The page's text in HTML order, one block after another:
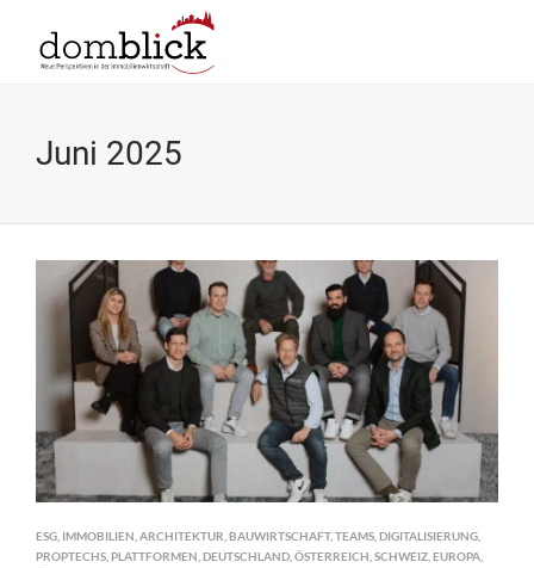
Juni 2025
ESG IMMOBILIEN ARCHITEKTUR BAUWIRTSCHAFT, TEAMS DIGITALISIERUNG
PROPTECHS PLATTFORMEN DEUTSCHLAND ÖSTERREICH SCHWEIZ EUROPA